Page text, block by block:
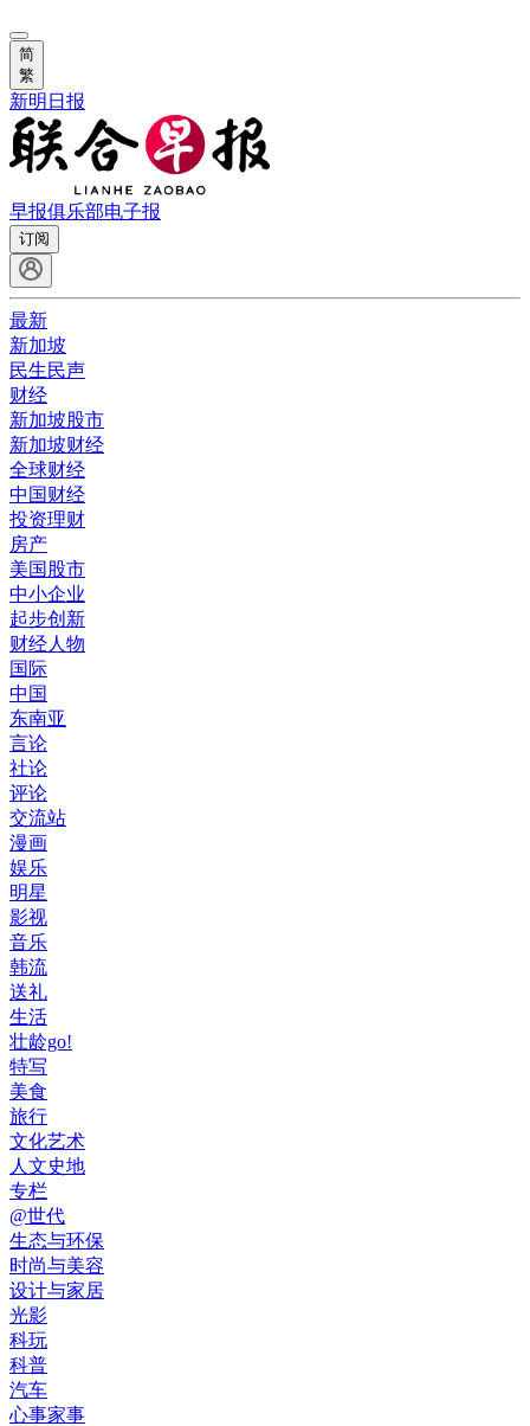
简
繁
新明日报
早报俱乐部电子报
订阅
最新
新加坡
民生民声
财经
新加坡股市
新加坡财经
全球财经
中国财经
投资理财
房产
美国股市
中小企业
起步创新
财经人物
国际
中国
东南亚
言论
社论
评论
交流站
漫画
娱乐
明星
影视
音乐
韩流
送礼
生活
壮龄go!
特写
美食
旅行
文化艺术
人文史地
专栏
@世代
生态与环保
时尚与美容
设计与家居
光影
科玩
科普
汽车
心事家事